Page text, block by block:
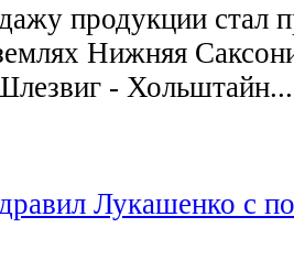
продукции стал
Нижняя
- Хольштайн...
Лукашенко с